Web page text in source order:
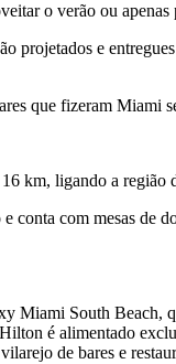
o verão ou
projetados e
fizeram Miami
km, ligando a
com mesas de
Miami South
é alimentado
de bares e